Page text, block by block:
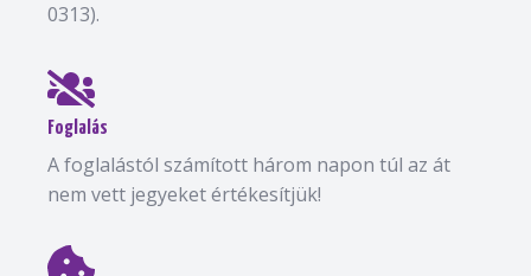
0313).
Foglalás
A foglalástól számított három napon túl az át
nem vett jegyeket értékesítjük!